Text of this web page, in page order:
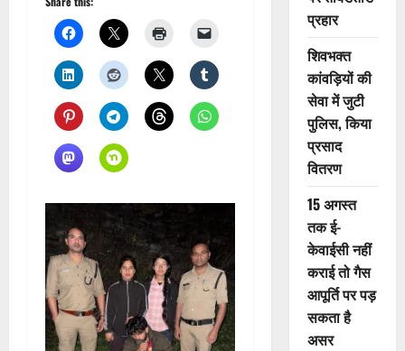
प्रहार
शिवभक्त
कांवड़ियों की
सेवा में जुटी
पुलिस, किया
प्रसाद
वितरण
15 अगस्त
तक ई-
केवाईसी नहीं
कराई तो गैस
आपूर्ति पर पड़
सकता है
असर